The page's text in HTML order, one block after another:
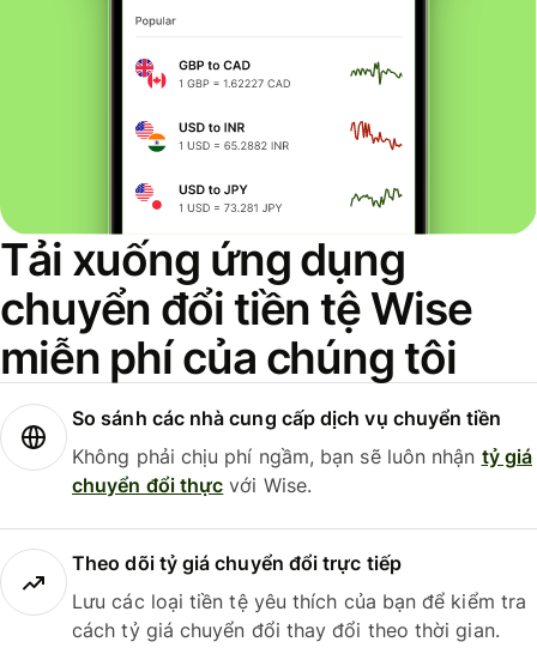
Tải xuống ứng dụng
chuyển đổi tiền tệ Wise
miễn phí của chúng tôi
So sánh các nhà cung cấp dịch vụ chuyển tiền
Không phải chịu phí ngầm, bạn sẽ luôn nhận tỷ giá
chuyển đổi thực với Wise.
Theo dõi tỷ giá chuyển đổi trực tiếp
Lưu các loại tiền tệ yêu thích của bạn để kiểm tra
cách tỷ giá chuyển đổi thay đổi theo thời gian.